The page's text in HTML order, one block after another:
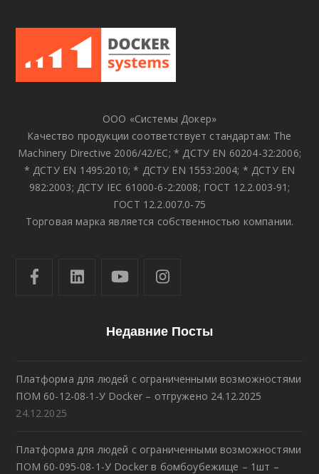
ООО «Системы Докер»
Качество продукции соответствует стандартам: The
Machinery Directive 2006/42/EC; * ДСТУ EN 60204-32:2006;
* ДСТУ EN 1495:2010; * ДСТУ EN 1553:2004; * ДСТУ EN
982:2003; ДСТУ IEC 61000-6-2:2008; ГОСТ 12.2.003-91;
ГОСТ 12.2.007.0-75
Торговая марка является собственностью компании.
Недавние Посты
Платформа для людей с ограниченными возможностями
ПОМ 60-12-08-1-У Docker – отгружено 24.12.2025
24.12.2025
Платформа для людей с ограниченными возможностями
ПОМ 60-095-08-1-У Docker в бомбоубежище – 1шт –